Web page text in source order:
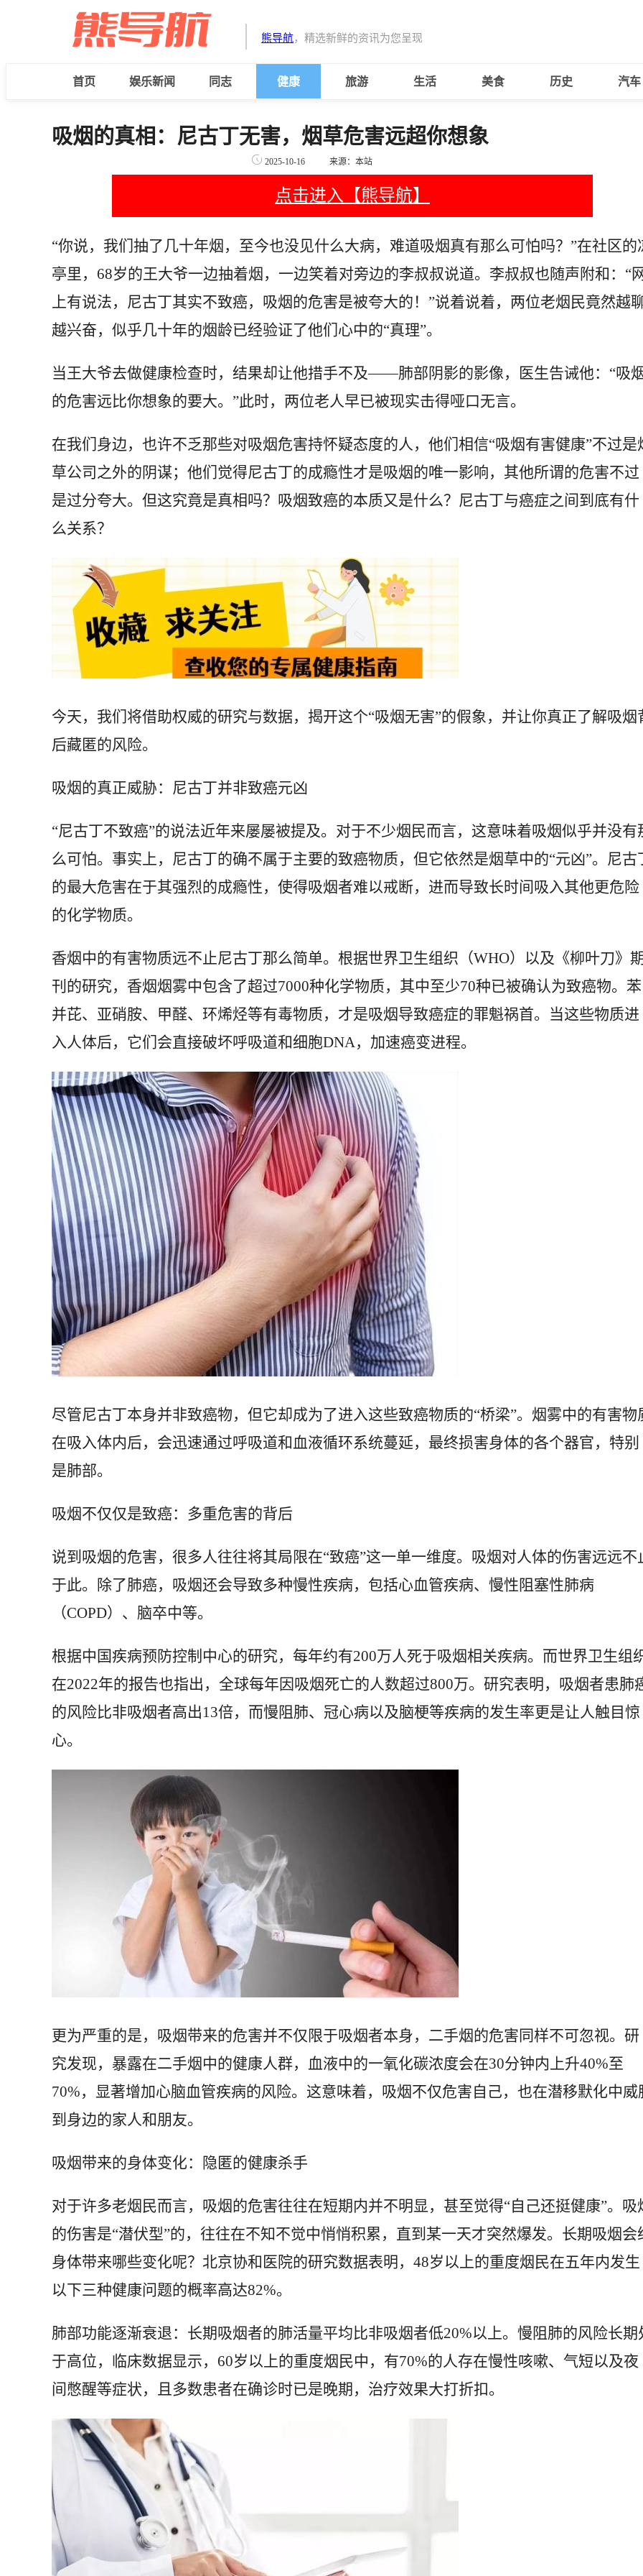
熊导航，精选新鲜的资讯为您呈现
首页 娱乐新闻 同志 健康 旅游 生活 美食 历史 汽车
吸烟的真相：尼古丁无害，烟草危害远超你想象
2025-10-16 来源：本站
点击进入【熊导航】
“你说，我们抽了几十年烟，至今也没见什么大病，难道吸烟真有那么可怕吗？”在社区的
亭里，68岁的王大爷一边抽着烟，一边笑着对旁边的李叔叔说道。李叔叔也随声附和：“
上有说法，尼古丁其实不致癌，吸烟的危害是被夸大的！”说着说着，两位老烟民竟然越
越兴奋，似乎几十年的烟龄已经验证了他们心中的“真理”。
当王大爷去做健康检查时，结果却让他措手不及——肺部阴影的影像，医生告诫他：“吸
的危害远比你想象的要大。”此时，两位老人早已被现实击得哑口无言。
在我们身边，也许不乏那些对吸烟危害持怀疑态度的人，他们相信“吸烟有害健康”不过是
草公司之外的阴谋；他们觉得尼古丁的成瘾性才是吸烟的唯一影响，其他所谓的危害不过
是过分夸大。但这究竟是真相吗？吸烟致癌的本质又是什么？尼古丁与癌症之间到底有什
么关系？
今天，我们将借助权威的研究与数据，揭开这个“吸烟无害”的假象，并让你真正了解吸烟
后藏匿的风险。
吸烟的真正威胁：尼古丁并非致癌元凶
“尼古丁不致癌”的说法近年来屡屡被提及。对于不少烟民而言，这意味着吸烟似乎并没有
么可怕。事实上，尼古丁的确不属于主要的致癌物质，但它依然是烟草中的“元凶”。尼古
的最大危害在于其强烈的成瘾性，使得吸烟者难以戒断，进而导致长时间吸入其他更危险
的化学物质。
香烟中的有害物质远不止尼古丁那么简单。根据世界卫生组织（WHO）以及《柳叶刀》
刊的研究，香烟烟雾中包含了超过7000种化学物质，其中至少70种已被确认为致癌物。苯
并芘、亚硝胺、甲醛、环烯烃等有毒物质，才是吸烟导致癌症的罪魁祸首。当这些物质进
入人体后，它们会直接破坏呼吸道和细胞DNA，加速癌变进程。
尽管尼古丁本身并非致癌物，但它却成为了进入这些致癌物质的“桥梁”。烟雾中的有害物
在吸入体内后，会迅速通过呼吸道和血液循环系统蔓延，最终损害身体的各个器官，特别
是肺部。
吸烟不仅仅是致癌：多重危害的背后
说到吸烟的危害，很多人往往将其局限在“致癌”这一单一维度。吸烟对人体的伤害远远不
于此。除了肺癌，吸烟还会导致多种慢性疾病，包括心血管疾病、慢性阻塞性肺病
（COPD）、脑卒中等。
根据中国疾病预防控制中心的研究，每年约有200万人死于吸烟相关疾病。而世界卫生组
在2022年的报告也指出，全球每年因吸烟死亡的人数超过800万。研究表明，吸烟者患肺
的风险比非吸烟者高出13倍，而慢阻肺、冠心病以及脑梗等疾病的发生率更是让人触目惊
心。
更为严重的是，吸烟带来的危害并不仅限于吸烟者本身，二手烟的危害同样不可忽视。研
究发现，暴露在二手烟中的健康人群，血液中的一氧化碳浓度会在30分钟内上升40%至
70%，显著增加心脑血管疾病的风险。这意味着，吸烟不仅危害自己，也在潜移默化中威
到身边的家人和朋友。
吸烟带来的身体变化：隐匿的健康杀手
对于许多老烟民而言，吸烟的危害往往在短期内并不明显，甚至觉得“自己还挺健康”。吸
的伤害是“潜伏型”的，往往在不知不觉中悄悄积累，直到某一天才突然爆发。长期吸烟会
身体带来哪些变化呢？北京协和医院的研究数据表明，48岁以上的重度烟民在五年内发生
以下三种健康问题的概率高达82%。
肺部功能逐渐衰退：长期吸烟者的肺活量平均比非吸烟者低20%以上。慢阻肺的风险长期
于高位，临床数据显示，60岁以上的重度烟民中，有70%的人存在慢性咳嗽、气短以及夜
间憋醒等症状，且多数患者在确诊时已是晚期，治疗效果大打折扣。